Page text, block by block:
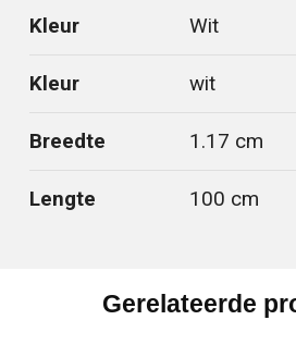
Kleur Wit
Kleur wit
Breedte 1.17 cm
Lengte 100 cm
Gerelateerde